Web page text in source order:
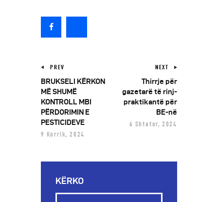
PREV
BRUKSELI KËRKON
MË SHUMË
KONTROLL MBI
PËRDORIMIN E
PESTICIDEVE
9 Korrik, 2024
NEXT
Thirrje për
gazetarë të rinj-
praktikantë për
BE-në
6 Shtator, 2024
KËRKO